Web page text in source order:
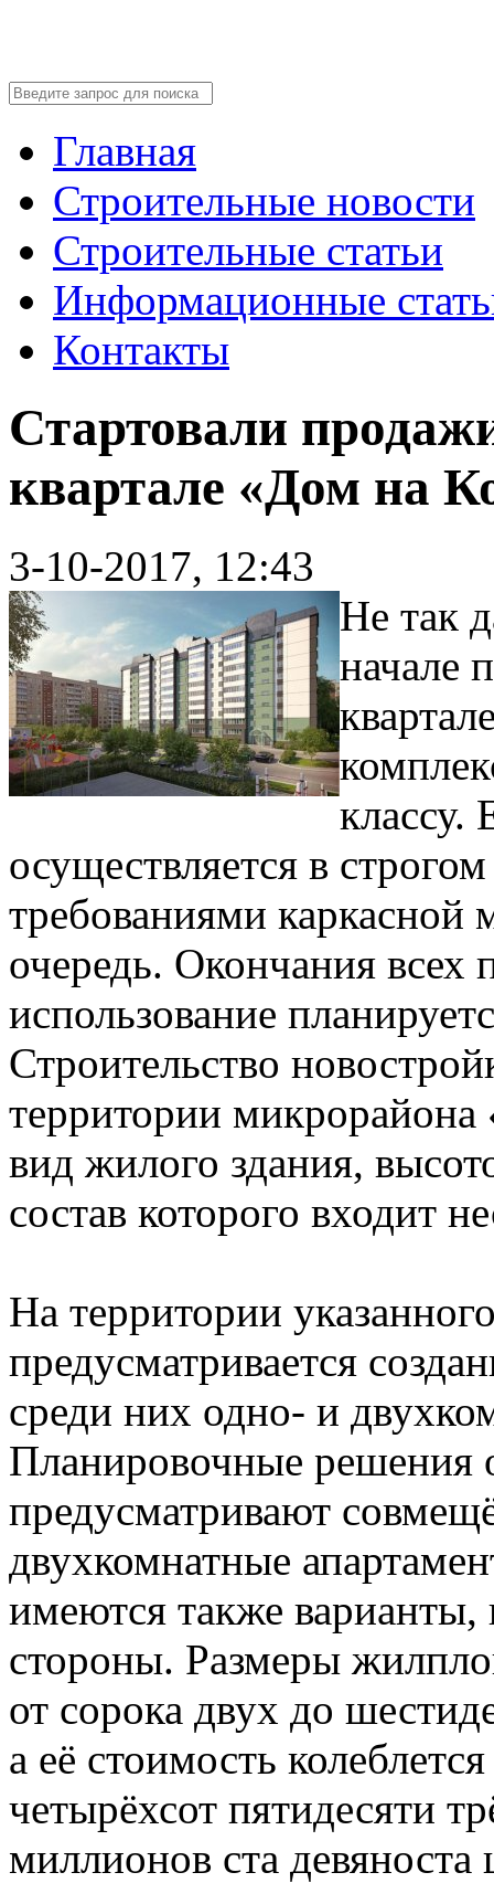
Главная
Строительные новости
Строительные статьи
Информационные
Контакты
Стартовали
квартале «Дом на
3-10-2017, 12:43
Не так
начале
классу.
осуществляется в
требованиями
очередь. Окончания всех
использование
Строительство
территории
вид жилого здания,
состав которого входит
На территории
предусматривается
среди них одно- и
Планировочные решения
предусматривают
двухкомнатные
имеются также варианты,
стороны. Размеры
от сорока двух до
а её стоимость
четырёхсот пятидесяти
миллионов ста